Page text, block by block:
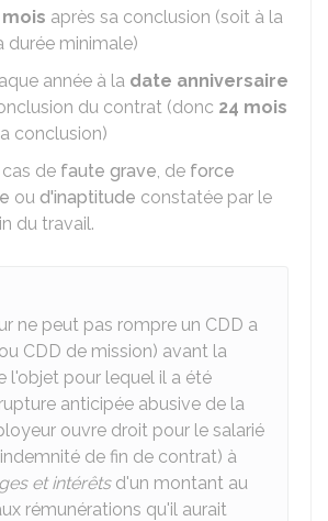
mois après sa conclusion (soit à la
durée minimale)
année à la date anniversaire
du contrat (donc 24 mois
conclusion)
de faute grave, de force
ou d'inaptitude constatée par le
du travail.
ne peut pas rompre un CDD a
CDD de mission) avant la
l'objet pour lequel il a été
anticipée abusive de la
ouvre droit pour le salarié
de fin de contrat) à
et intérêtsd'un montant au
rémunérations qu'il aurait